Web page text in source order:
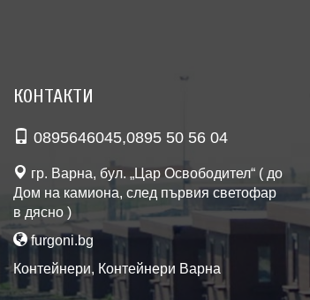
КОНТАКТИ
0895646045,0895 50 56 04
гр. Варна, бул. „Цар Освободител“ ( до
Дом на камиона, след първия светофар
в дясно )
furgoni.bg
Контейнери, Контейнери Варна